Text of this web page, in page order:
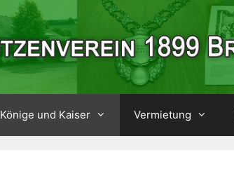
Könige und Kaiser Vermietung